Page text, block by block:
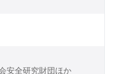
安全研究財団ほか